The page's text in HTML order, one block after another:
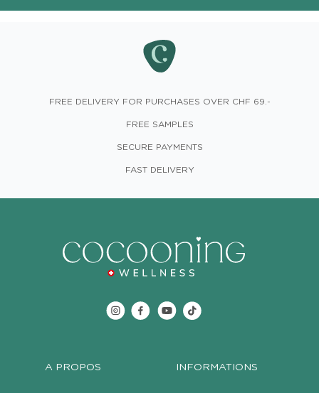
FREE DELIVERY FOR PURCHASES OVER CHF 69.-
FREE SAMPLES
SECURE PAYMENTS
FAST DELIVERY
A PROPOS INFORMATIONS